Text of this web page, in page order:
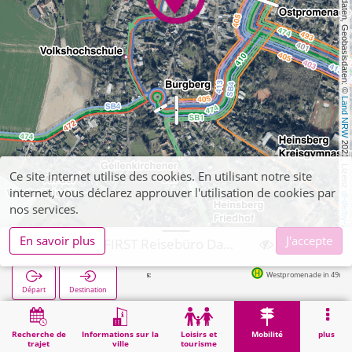
, Kartendaten, Geobasisdaten: ©
Land NRW
2021, Lizenz
dl-de/by-2-0
Recherche de
trajet
Informations sur la
ville
Loisirs et
tourisme
Mobilité plus
Départ Destination
Westpromenade in 49m
Démarrage Vente de billets Heinsberg, FIRST Reisebüro Daniels
Ce site internet utilise des cookies. En utilisant notre site
internet, vous déclarez approuver l'utilisation de cookies par
nos services.
En savoir plus
J'accepte